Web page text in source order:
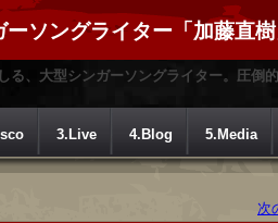
ーソングライター「加藤直
る、大型シンガーソングライター。圧倒
3.Live 4.Blog 5.Media
次